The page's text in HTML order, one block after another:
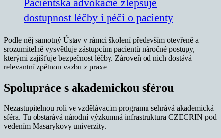
Pacientská advokacie zlepšuje
dostupnost léčby i péči o pacienty
Podle něj samotný Ústav v rámci školení především otevřeně a
srozumitelně vysvětluje zástupcům pacientů náročné postupy,
kterými zajišťuje bezpečnost léčby. Zároveň od nich dostává
relevantní zpětnou vazbu z praxe.
Spolupráce s akademickou sférou
Nezastupitelnou roli ve vzdělávacím programu sehrává akademická
sféra. Tu obstarává národní výzkumná infrastruktura CZECRIN pod
vedením Masarykovy univerzity.